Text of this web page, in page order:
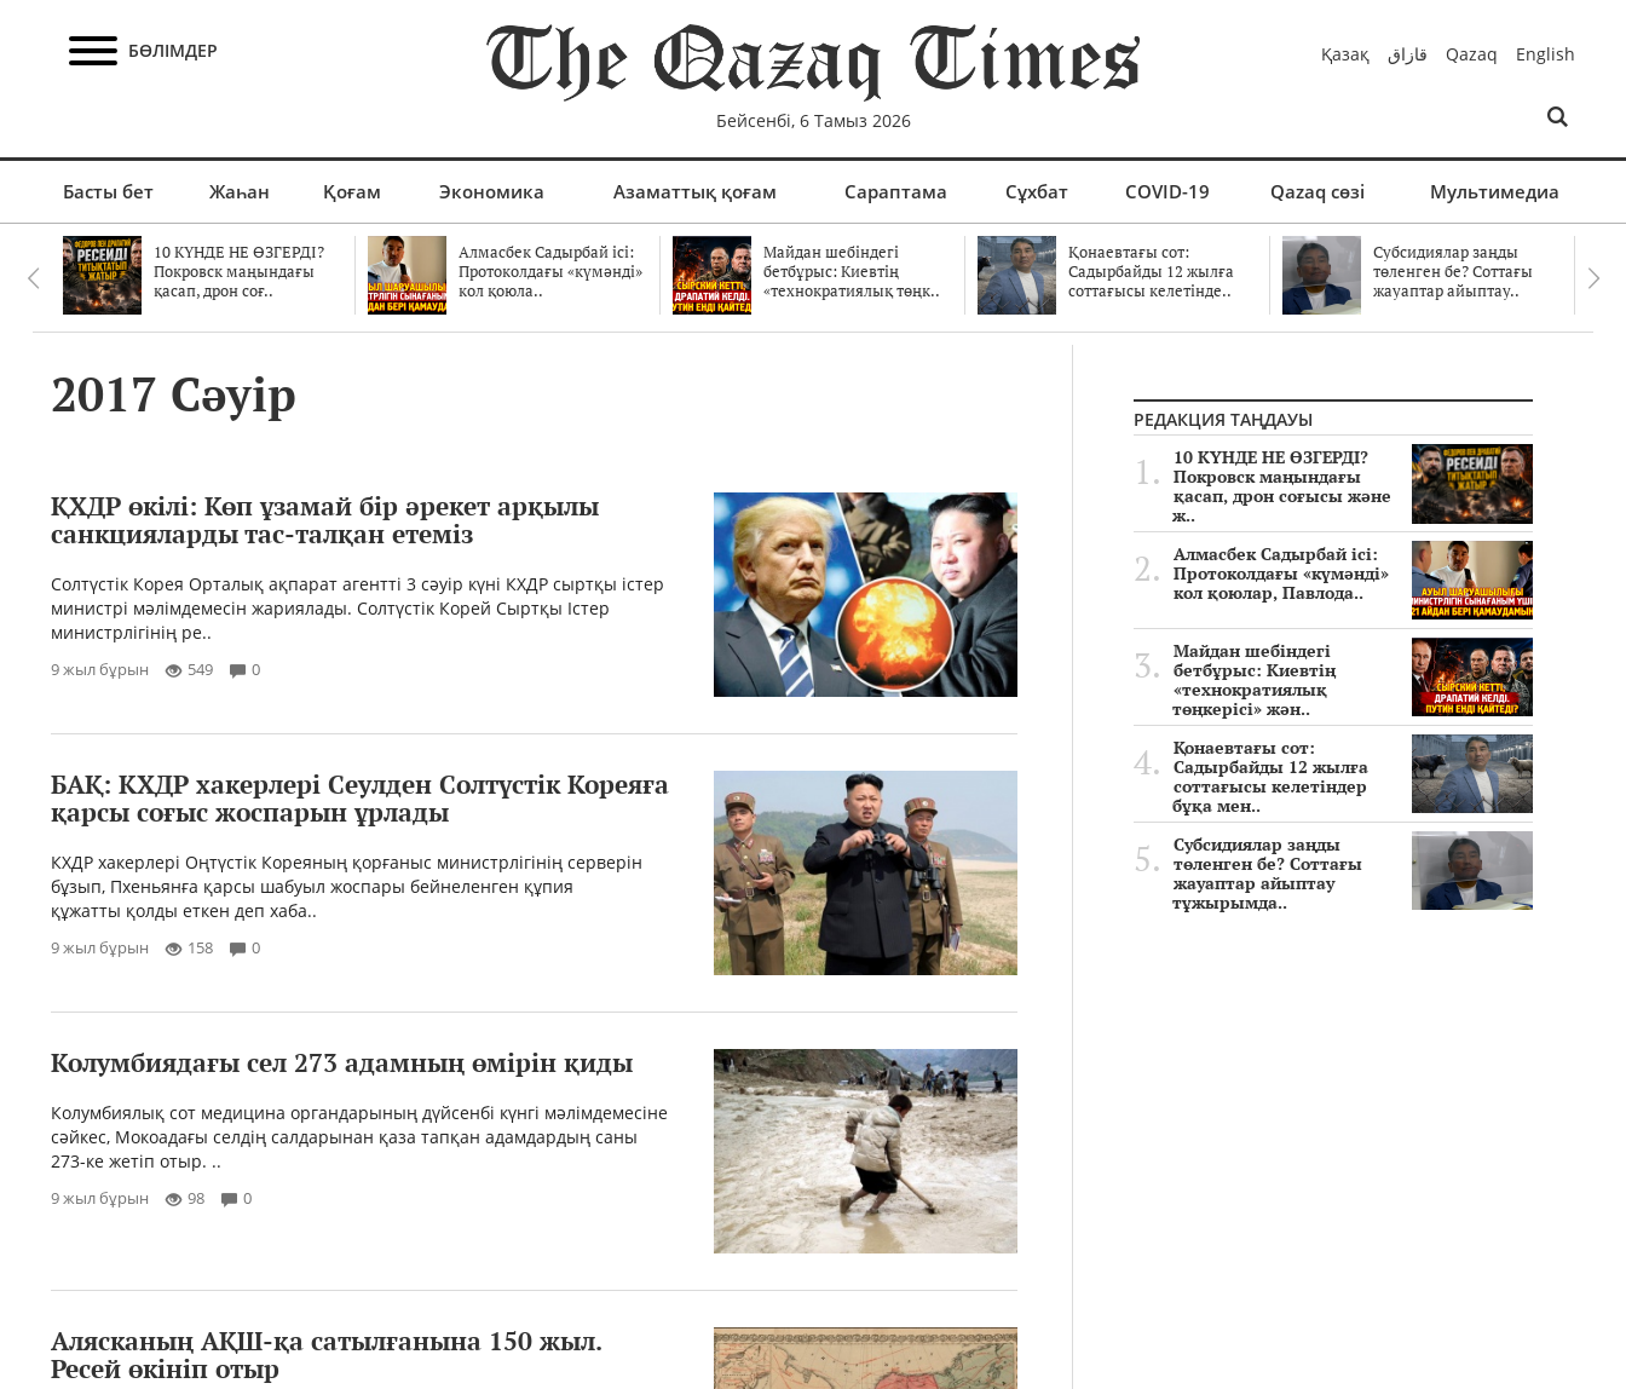
БӨЛІМДЕР
Бейсенбі, 6 Тамыз 2026
Қазақ قازاق Qazaq English
Басты бет Жаһан Қоғам Экономика Азаматтық қоғам Сараптама Сұхбат COVID-19 Qazaq сөзі Мультимедиа
10 КҮНДЕ НЕ ӨЗГЕРДІ?
Покровск маңындағы
қасап, дрон соғ..
Алмасбек Садырбай ісі:
Протоколдағы «күмәнді»
кол қоюла..
Майдан шебіндегі
бетбұрыс: Киевтің
«технократиялық төңк..
Қонаевтағы сот:
Садырбайды 12 жылға
соттағысы келетінде..
Субсидиялар заңды
төленген бе? Соттағы
жауаптар айыптау..
2017 Сәуір
ҚХДР өкілі: Көп ұзамай бір әрекет арқылы
санкцияларды тас-талқан етеміз
Солтүстік Корея Орталық ақпарат агентті 3 сәуір күні КХДР сыртқы істер
министрі мәлімдемесін жариялады. Солтүстік Корей Сыртқы Істер
министрлігінің ре..
9 жыл бұрын 549 0
БАҚ: КХДР хакерлері Сеулден Солтүстік Кореяға
қарсы соғыс жоспарын ұрлады
КХДР хакерлері Оңтүстік Кореяның қорғаныс министрлігінің серверін
бұзып, Пхеньянға қарсы шабуыл жоспары бейнеленген құпия
құжатты қолды еткен деп хаба..
9 жыл бұрын 158 0
Колумбиядағы сел 273 адамның өмірін қиды
Колумбиялық сот медицина органдарының дүйсенбі күнгі мәлімдемесіне
сәйкес, Мокоадағы селдің салдарынан қаза тапқан адамдардың саны
273-ке жетіп отыр. ..
9 жыл бұрын 98 0
Алясканың АҚШ-қа сатылғанына 150 жыл.
Ресей өкініп отыр
РЕДАКЦИЯ ТАҢДАУЫ
10 КҮНДЕ НЕ ӨЗГЕРДІ?
Покровск маңындағы
қасап, дрон соғысы және
ж..
Алмасбек Садырбай ісі:
Протоколдағы «күмәнді»
кол қоюлар, Павлода..
Майдан шебіндегі
бетбұрыс: Киевтің
«технократиялық
төңкерісі» жән..
Қонаевтағы сот:
Садырбайды 12 жылға
соттағысы келетіндер
бұқа мен..
Субсидиялар заңды
төленген бе? Соттағы
жауаптар айыптау
тұжырымда..